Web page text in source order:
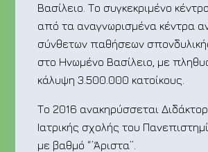
Βασίλειο. Το συγκεκριμένο
από τα αναγνωρισμένα κέντρα
σύνθετων παθήσεων
στο Ηνωμένο Βασίλειο, με
κάλυψη 3.500.000 κατοίκους.
Το 2016 ανακηρύσσεται
Ιατρικής σχολής του
με βαθμό “’Άριστα”.